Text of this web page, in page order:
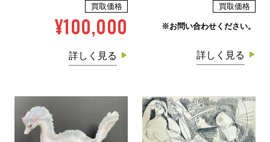
買取価格
¥100,000
詳しく見る
買取価格
※お問い合わせください。
詳しく見る